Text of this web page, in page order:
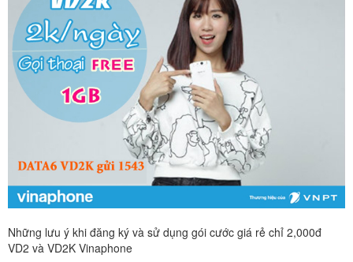
Những lưu ý khi đăng ký và sử dụng gói cước giá rẻ chỉ 2,000đ
VD2 và VD2K Vinaphone